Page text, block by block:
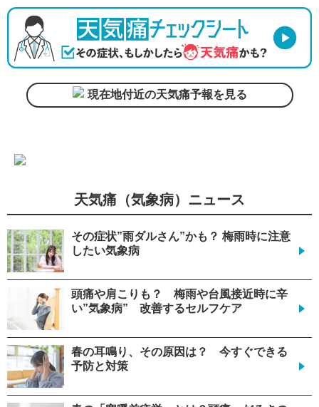
現在地付近の天気痛予報を見る
天気痛（気象病）ニュース
その症状”雨ダルさん”かも？ 梅雨時に注意
したい気象病
頭痛や肩こりも？ 梅雨や台風接近時に辛
い”気象病” 改善するセルフケア
春の耳鳴り、その原因は？ 今すぐできる
予防と対策